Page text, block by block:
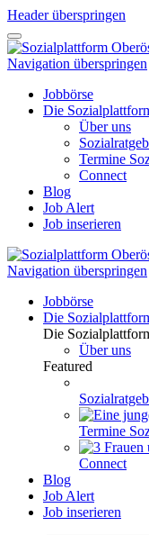
Header überspringen
Navigation überspringen
Jobbörse
Die
Über uns
Termine
Connect
Blog
Job Alert
Job inserieren
Navigation überspringen
Jobbörse
Die
Die
Über uns
Featured
Termine
Connect
Blog
Job Alert
Job inserieren